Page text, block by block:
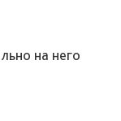
на него